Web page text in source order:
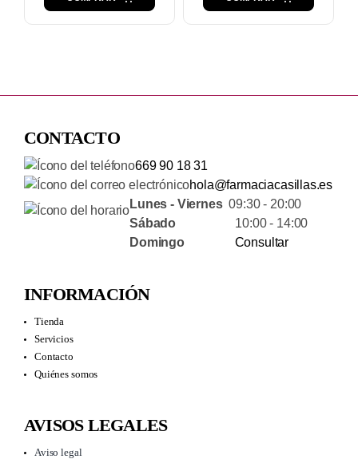
CONTACTO
669 90 18 31
hola@farmaciacasillas.es
Lunes - Viernes09:30 - 20:00
Sábado 10:00 - 14:00
Domingo
Consultar
INFORMACIÓN
Tienda
Servicios
Contacto
Quiénes somos
AVISOS LEGALES
Aviso legal